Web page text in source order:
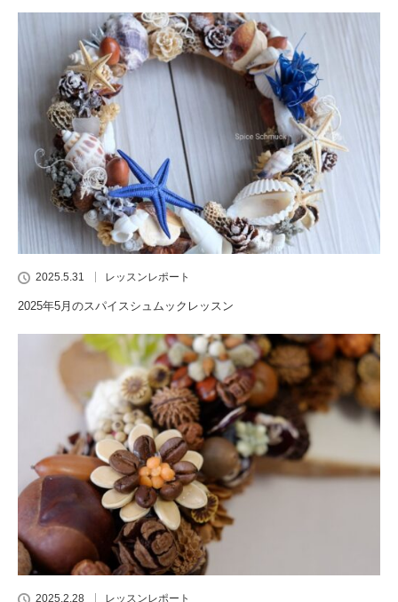
2025.5.31 レッスンレポート
2025年5月のスパイスシュムックレッスン
2025.2.28 レッスンレポート